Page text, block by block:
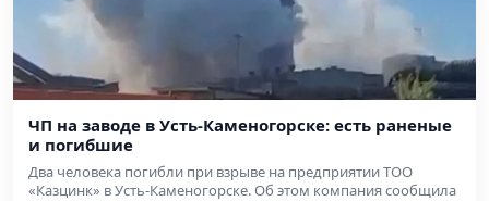
ЧП на заводе в Усть-Каменогорске: есть раненые
и погибшие
Два человека погибли при взрыве на предприятии ТОО
«Казцинк» в Усть-Каменогорске. Об этом компания сообщила